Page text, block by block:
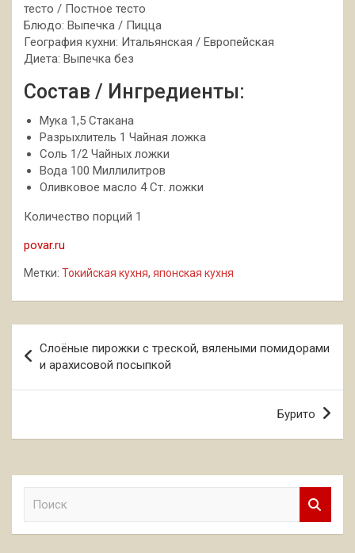
тесто / Постное тесто
Блюдо: Выпечка / Пицца
География кухни: Итальянская / Европейская
Диета: Выпечка без
Состав / Ингредиенты:
Мука 1,5 Стакана
Разрыхлитель 1 Чайная ложка
Соль 1/2 Чайных ложки
Вода 100 Миллилитров
Оливковое масло 4 Ст. ложки
Количество порций 1
povar.ru
Метки: Токийская кухня, японская кухня
по
записям
Слоёные пирожки с треской, вялеными помидорами
и арахисовой посыпкой
Бурито